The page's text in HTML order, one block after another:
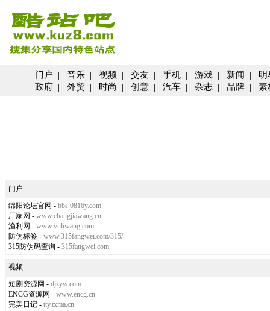
门户 | 音乐 | 视频 | 交友 | 手机 | 游戏 | 新闻 | 明
政府 | 外贸 | 时尚 | 创意 | 汽车 | 杂志 | 品牌 | 素
门户
绵阳论坛官网 - bbs.0816y.com
厂家网 - www.changjiawang.cn
渔利网 - www.yuliwang.com
防伪标签 - www.315fangwei.com/315/
315防伪码查询 - 315fangwei.com
视频
短剧资源网 - djzyw.com
ENCG资源网 - www.encg.cn
完美日记 - tty.txma.cn